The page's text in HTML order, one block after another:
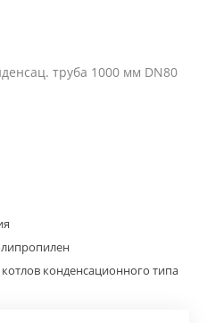
труба 1000 мм DN80
конденсационного типа